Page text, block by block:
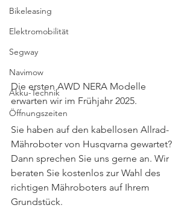
Bikeleasing
Elektromobilität
Segway
Navimow
Akku-Technik
Öffnungszeiten
Die ersten AWD NERA Modelle
erwarten wir im Frühjahr 2025.
Sie haben auf den kabellosen Allrad-
Mähroboter von Husqvarna gewartet?
Dann sprechen Sie uns gerne an. Wir
beraten Sie kostenlos zur Wahl des
richtigen Mähroboters auf Ihrem
Grundstück.